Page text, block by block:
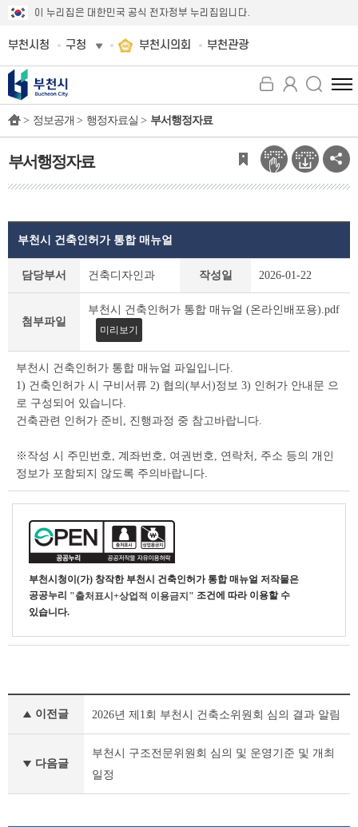
이 누리집은 대한민국 공식 전자정부 누리집입니다.
부천시청 구청 부천시의회 부천관광
전
체
뉴
보
기
> 정보공개 > 행정자료실 > 부서행정자료
부서행정자료
상
세
회
테
블
부천시 건축인허가 통합 매뉴얼
담당부서 건축디자인과 작성일 2026-01-22
첨부파일
부천시 건축인허가 통합 매뉴얼 (온라인배포용).pdf
미리보기
부천시 건축인허가 통합 매뉴얼 파일입니다.
1) 건축인허가 시 구비서류 2) 협의(부서)정보 3) 인허가 안내문 으
로 구성되어 있습니다.
건축관련 인허가 준비, 진행과정 중 참고바랍니다.
※작성 시 주민번호, 계좌번호, 여권번호, 연락처, 주소 등의 개인
정보가 포함되지 않도록 주의바랍니다.
부천시청이(가) 창작한 부천시 건축인허가 통합 매뉴얼 저작물은
공공누리 "출처표시+상업적 이용금지" 조건에 따라 이용할 수
있습니다.
행
이
이전글 2026년 제1회 부천시 건축소위원회 심의 결과 알림
다음글
부천시 구조전문위원회 심의 및 운영기준 및 개최
일정